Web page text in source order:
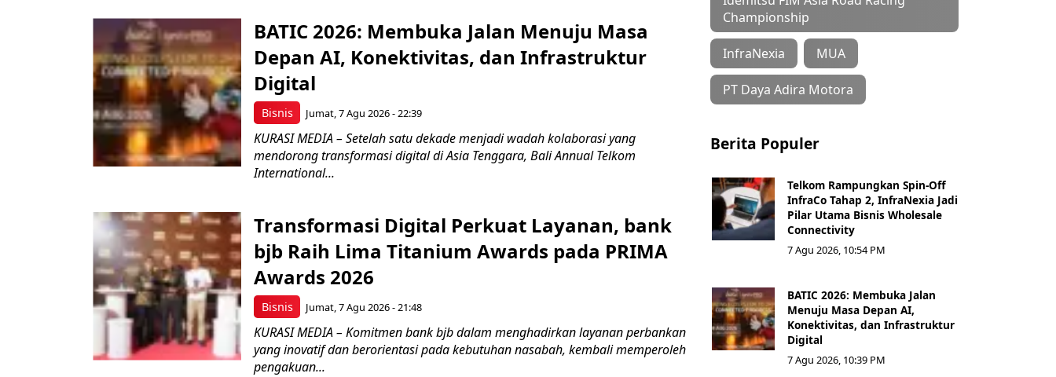
Bisnis
BATIC 2026: Membuka Jalan Menuju Masa
Depan AI, Konektivitas, dan Infrastruktur
Digital
Jumat, 7 Agu 2026 - 22:39
KURASI MEDIA – Setelah satu dekade menjadi wadah kolaborasi yang
mendorong transformasi digital di Asia Tenggara, Bali Annual Telkom
International...
Bisnis
Transformasi Digital Perkuat Layanan, bank
bjb Raih Lima Titanium Awards pada PRIMA
Awards 2026
Jumat, 7 Agu 2026 - 21:48
KURASI MEDIA – Komitmen bank bjb dalam menghadirkan layanan perbankan
yang inovatif dan berorientasi pada kebutuhan nasabah, kembali memperoleh
pengakuan...
Championship
InfraNexia MUA
PT Daya Adira Motora
Berita Populer
Telkom Rampungkan Spin-Off
InfraCo Tahap 2, InfraNexia Jadi
Pilar Utama Bisnis Wholesale
Connectivity
7 Agu 2026, 10:54 PM
BATIC 2026: Membuka Jalan
Menuju Masa Depan AI,
Konektivitas, dan Infrastruktur
Digital
7 Agu 2026, 10:39 PM